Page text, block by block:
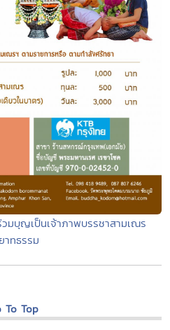
บุญเป็นเจ้าภาพบรรชาสามเณร
าทธรรม
To Top